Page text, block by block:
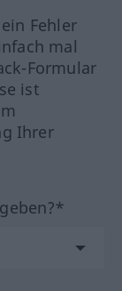
Fehler
mal
Formular
ist
Ihrer